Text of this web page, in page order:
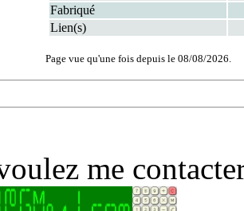
Fabriqué
Lien(s)
Page vue qu'une fois depuis le 08/08/2026.
me